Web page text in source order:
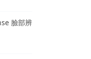
臉部辨